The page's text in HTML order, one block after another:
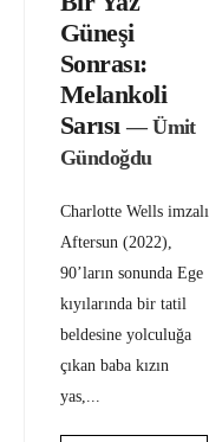
Güneşi
Sonrası:
Melankoli
Sarısı — Ümit
Gündoğdu
Charlotte Wells imzalı
Aftersun (2022),
90’ların sonunda Ege
kıyılarında bir tatil
beldesine yolculuğa
çıkan baba kızın
yas,